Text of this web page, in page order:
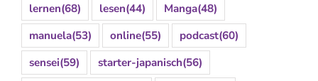
lernen(68) lesen(44) Manga(48)
manuela(53) online(55) podcast(60)
sensei(59) starter-japanisch(56)